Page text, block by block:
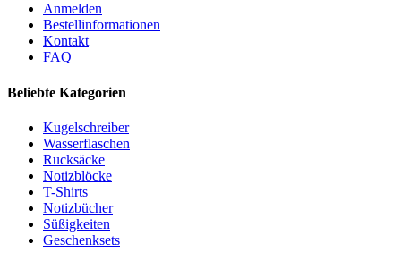
Anmelden
Bestellinformationen
Kontakt
FAQ
Beliebte Kategorien
Kugelschreiber
Wasserflaschen
Rucksäcke
Notizblöcke
T-Shirts
Notizbücher
Süßigkeiten
Geschenksets